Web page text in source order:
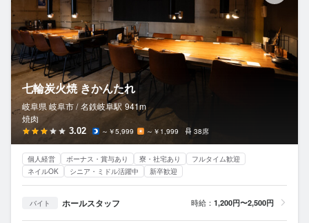
七輪炭火焼 きかんたれ
岐阜県 岐阜市 / 名鉄岐阜駅 941m
焼肉
3.02 ～￥5,999 ～￥1,999 38席
個人経営 ボーナス・賞与あり 寮・社宅あり
フルタイム歓迎
ネイルOK
シニア・ミドル活躍中 新卒歓迎
バイト ホールスタッフ 時給： 1,200円〜2,500円